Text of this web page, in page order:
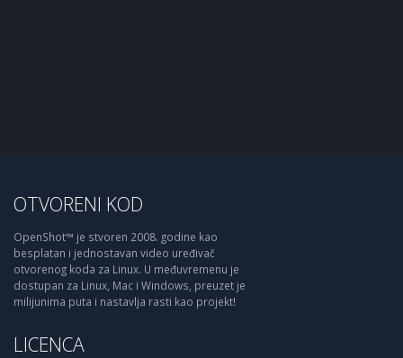
OTVORENI KOD
OpenShot™ je stvoren 2008. godine kao
besplatan i jednostavan video uređivač
otvorenog koda za Linux. U međuvremenu je
dostupan za Linux, Mac i Windows, preuzet je
milijunima puta i nastavlja rasti kao projekt!
LICENCA